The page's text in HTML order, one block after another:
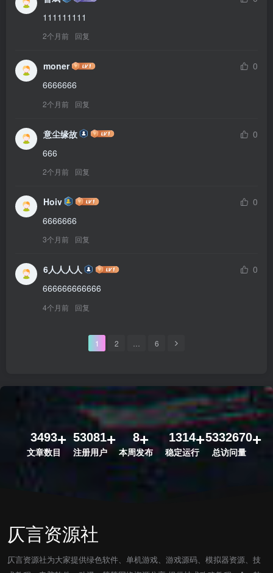
111111111
2个月前 回复
moner
0
6666666
2个月前 回复
意尘缘故
0
666
2个月前 回复
Hoiv
0
6666666
3个月前 回复
6人人人人
0
666666666666
4个月前 回复
1 2 6
3493
文章数目
53081
注册用户
8
本周发布
1314
稳定运行
5332670
总访问量
仄言资源社
仄言资源社为大家提供绿色软件、单机游戏、游戏源码、模拟器资源、技